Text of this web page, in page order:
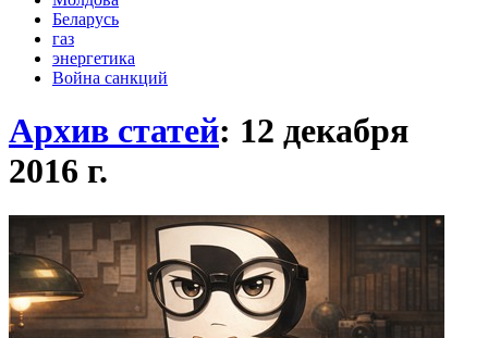
Беларусь
газ
энергетика
Война санкций
Архив статей: 12 декабря
2016 г.